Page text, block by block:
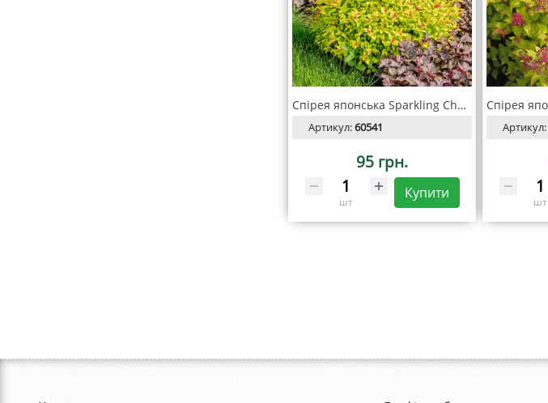
Спірея японська Sparkling Champagne (Спарклинг Шампейн)
Артикул:60541
95 грн.
шт
Купити
Артикул:
шт